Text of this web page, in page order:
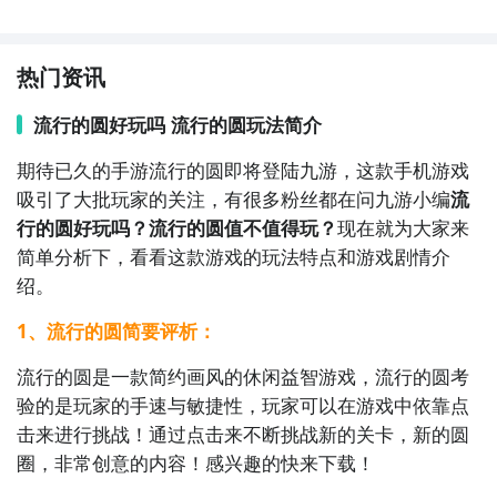
和每个九宫格内的数字都不重复，挑战你的数学推理能
力。
《消灭星星》：通过消除相同颜色的星星来获得高分，
世界中。
热门资讯
流行的圆好玩吗 流行的圆玩法简介
期待已久的手游流行的圆即将登陆九游，这款手机游戏
吸引了大批玩家的关注，有很多粉丝都在问九游小编流
行的圆好玩吗？流行的圆值不值得玩？现在就为大家来
简单分析下，看看这款游戏的玩法特点和游戏剧情介
绍。
1、流行的圆简要评析：
流行的圆是一款简约画风的休闲益智游戏，流行的圆考
验的是玩家的手速与敏捷性，玩家可以在游戏中依靠点
击来进行挑战！通过点击来不断挑战新的关卡，新的圆
圈，非常创意的内容！感兴趣的快来下载！